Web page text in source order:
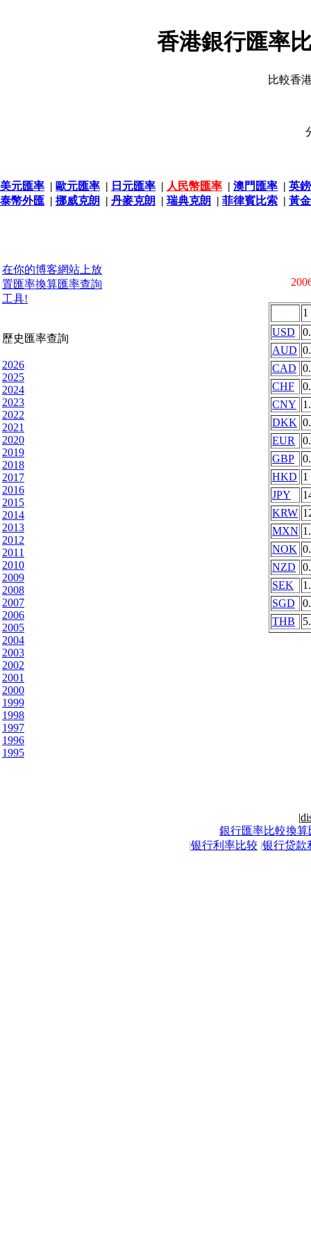
香港銀行匯率
比較香
美元匯率 | 歐元匯率 | 日元匯率 | 人民幣匯率 | 澳門匯率 | 英
泰幣外匯 | 挪威克朗 | 丹麥克朗 | 瑞典克朗 | 菲律賓比索 | 黃
在你的博客網站上放
置匯率換算匯率查詢
工具!
歷史匯率查詢
2026
2025
2024
2023
2022
2021
2020
2019
2018
2017
2016
2015
2014
2013
2012
2011
2010
2009
2008
2007
2006
2005
2004
2003
2002
2001
2000
1999
1998
1997
1996
1995
1
USD
AUD
CAD
CHF
CNY
DKK
EUR
GBP
HKD 1
JPY
KRW
MXN
NOK
NZD
SEK
SGD
THB
|
銀行匯率比較換算
|银行利率比较 |银行贷款